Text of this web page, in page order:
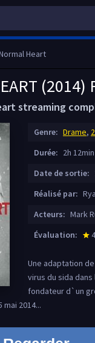
Heart
(2014)
streaming
Genre: Drame,
Durée: 2h 12min
Date de sortie:
Réalisé par:
Acteurs: Mark
Évaluation:
Une adaptation
virus du sida
fondateur d`un
2014...